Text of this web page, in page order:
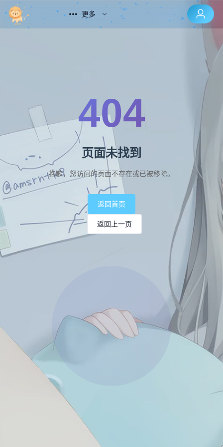
更多
404
页面未找到
抱歉，您访问的页面不存在或已被移除。
返回首页
返回上一页